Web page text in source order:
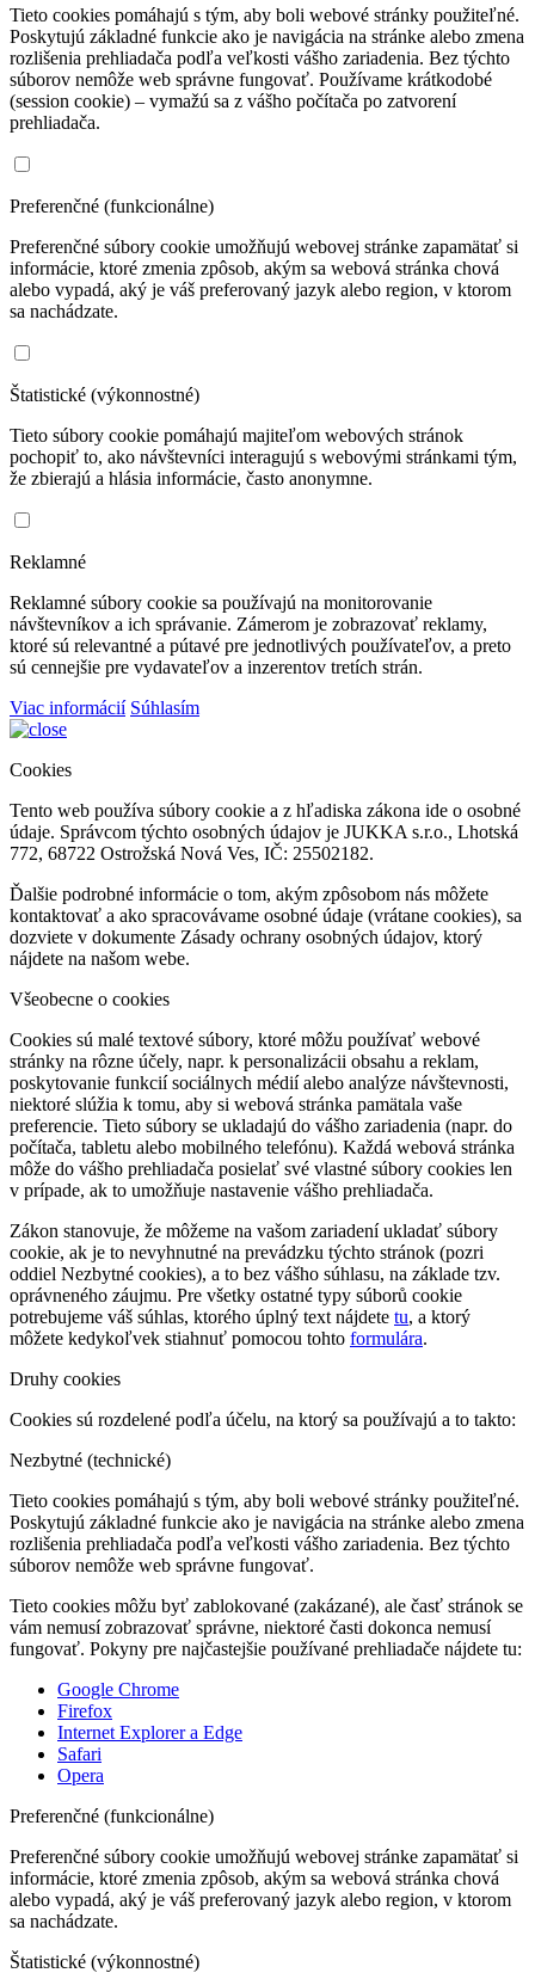
Tieto cookies pomáhajú s tým, aby boli webové stránky použiteľné.
Poskytujú základné funkcie ako je navigácia na stránke alebo zmena
rozlišenia prehliadača podľa veľkosti vášho zariadenia. Bez týchto
súborov nemôže web správne fungovať. Používame krátkodobé
(session cookie) – vymažú sa z vášho počítača po zatvorení
prehliadača.
Preferenčné (funkcionálne)
Preferenčné súbory cookie umožňujú webovej stránke zapamätať si
informácie, ktoré zmenia zpôsob, akým sa webová stránka chová
alebo vypadá, aký je váš preferovaný jazyk alebo region, v ktorom
sa nachádzate.
Štatistické (výkonnostné)
Tieto súbory cookie pomáhajú majiteľom webových stránok
pochopiť to, ako návštevníci interagujú s webovými stránkami tým,
že zbierajú a hlásia informácie, často anonymne.
Reklamné
Reklamné súbory cookie sa používajú na monitorovanie
návštevníkov a ich správanie. Zámerom je zobrazovať reklamy,
ktoré sú relevantné a pútavé pre jednotlivých používateľov, a preto
sú cennejšie pre vydavateľov a inzerentov tretích strán.
Viac informácií Súhlasím
Cookies
Tento web používa súbory cookie a z hľadiska zákona ide o osobné
údaje. Správcom týchto osobných údajov je JUKKA s.r.o., Lhotská
772, 68722 Ostrožská Nová Ves, IČ: 25502182.
Ďalšie podrobné informácie o tom, akým zpôsobom nás môžete
kontaktovať a ako spracovávame osobné údaje (vrátane cookies), sa
dozviete v dokumente Zásady ochrany osobných údajov, ktorý
nájdete na našom webe.
Všeobecne o cookies
Cookies sú malé textové súbory, ktoré môžu používať webové
stránky na rôzne účely, napr. k personalizácii obsahu a reklam,
poskytovanie funkcií sociálnych médií alebo analýze návštevnosti,
niektoré slúžia k tomu, aby si webová stránka pamätala vaše
preferencie. Tieto súbory se ukladajú do vášho zariadenia (napr. do
počítača, tabletu alebo mobilného telefónu). Každá webová stránka
môže do vášho prehliadača posielať své vlastné súbory cookies len
v prípade, ak to umožňuje nastavenie vášho prehliadača.
Zákon stanovuje, že môžeme na vašom zariadení ukladať súbory
cookie, ak je to nevyhnutné na prevádzku týchto stránok (pozri
oddiel Nezbytné cookies), a to bez vášho súhlasu, na základe tzv.
oprávneného záujmu. Pre všetky ostatné typy súborů cookie
potrebujeme váš súhlas, ktorého úplný text nájdete tu, a ktorý
môžete kedykoľvek stiahnuť pomocou tohto formulára.
Druhy cookies
Cookies sú rozdelené podľa účelu, na ktorý sa používajú a to takto:
Nezbytné (technické)
Tieto cookies pomáhajú s tým, aby boli webové stránky použiteľné.
Poskytujú základné funkcie ako je navigácia na stránke alebo zmena
rozlišenia prehliadača podľa veľkosti vášho zariadenia. Bez týchto
súborov nemôže web správne fungovať.
Tieto cookies môžu byť zablokované (zakázané), ale časť stránok se
vám nemusí zobrazovať správne, niektoré časti dokonca nemusí
fungovať. Pokyny pre najčastejšie používané prehliadače nájdete tu:
Google Chrome
Firefox
Internet Explorer a Edge
Safari
Opera
Preferenčné (funkcionálne)
Preferenčné súbory cookie umožňujú webovej stránke zapamätať si
informácie, ktoré zmenia zpôsob, akým sa webová stránka chová
alebo vypadá, aký je váš preferovaný jazyk alebo region, v ktorom
sa nachádzate.
Štatistické (výkonnostné)